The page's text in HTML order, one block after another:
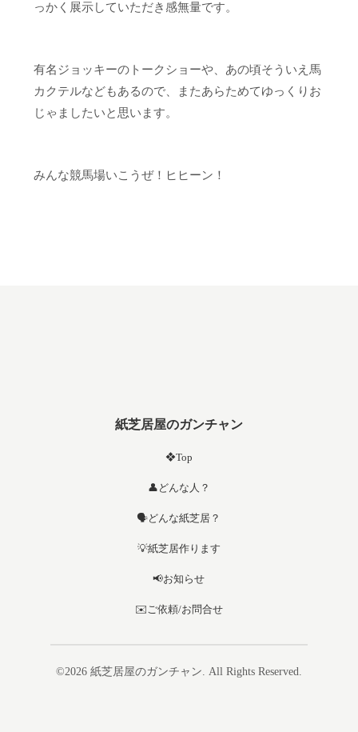
っかく展示していただき感無量です。
有名ジョッキーのトークショーや、あの頃そういえ馬
カクテルなどもあるので、またあらためてゆっくりお
じゃましたいと思います。
みんな競馬場いこうぜ！ヒヒーン！
紙芝居屋のガンチャン
❖Top
👤どんな人？
🗣️どんな紙芝居？
💡紙芝居作ります
📢お知らせ
✉️ご依頼/お問合せ
©2026 紙芝居屋のガンチャン. All Rights Reserved.